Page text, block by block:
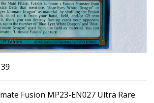
Fusion MP23-EN027 Ultra Rare